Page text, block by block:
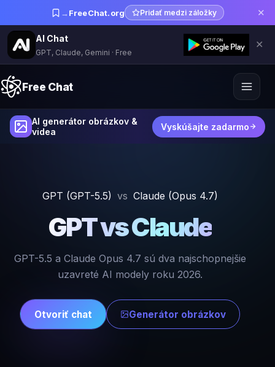
→ FreeChat.org Pridať medzi záložky ✕
AI Chat
GPT, Claude, Gemini · Free
✕
Free Chat
AI generátor obrázkov &
videa
Vyskúšajte zadarmo
GPT (GPT-5.5) vs Claude (Opus 4.7)
GPT vs Claude
GPT-5.5 a Claude Opus 4.7 sú dva najschopnejšie
uzavreté AI modely roku 2026.
Otvoriť chat Generátor obrázkov